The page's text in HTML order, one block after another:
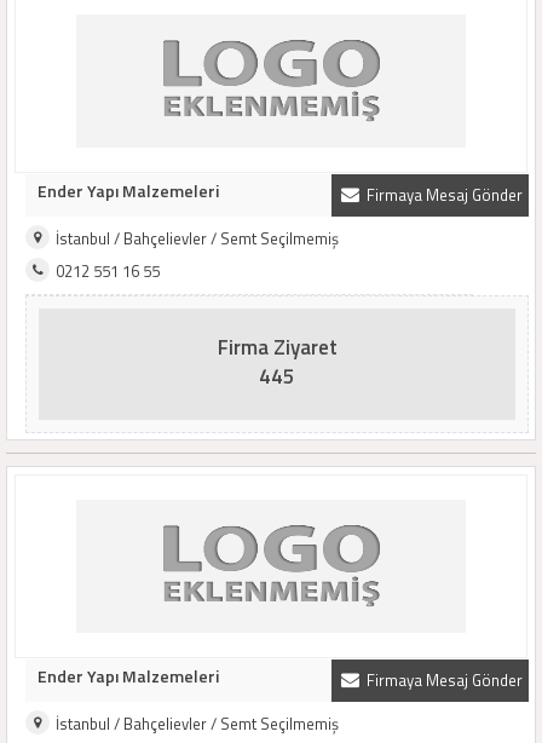
Firmaya Mesaj Gönder
Ender Yapı Malzemeleri
İstanbul / Bahçelievler / Semt Seçilmemiş
0212 551 16 55
Firma Ziyaret
445
Firmaya Mesaj Gönder
Ender Yapı Malzemeleri
İstanbul / Bahçelievler / Semt Seçilmemiş